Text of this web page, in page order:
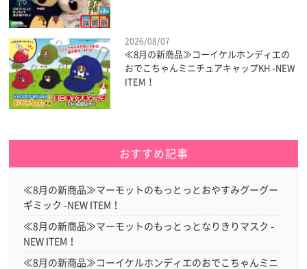
2026/08/07
≪8月の新商品≫コーイケルホンディエの
おでこちゃんミニチュアキャップKH -NEW
ITEM！
おすすめ記事
≪8月の新商品≫マーモットのもっとっとおやすみグーグー
ギミック -NEW ITEM！
≪8月の新商品≫マーモットのもっとっとなりきりマスク -
NEW ITEM！
≪8月の新商品≫コーイケルホンディエのおでこちゃんミニ